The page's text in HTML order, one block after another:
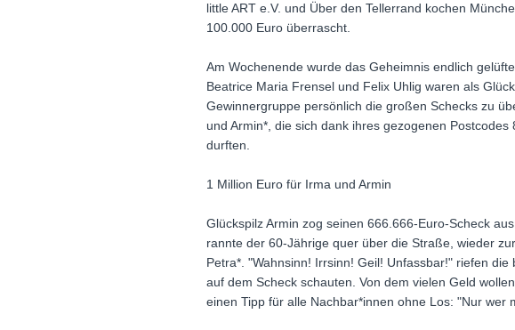
little ART e.V. und Über den Tellerrand kochen
100.000 Euro überrascht.
Am Wochenende wurde das Geheimnis endlich
Beatrice Maria Frensel und Felix Uhlig waren als
Gewinnergruppe persönlich die großen Schecks zu
und Armin*, die sich dank ihres gezogenen
durften.
1 Million Euro für Irma und Armin
Glückspilz Armin zog seinen 666.666-Euro-Scheck
rannte der 60-Jährige quer über die Straße, wieder
Petra*. "Wahnsinn! Irrsinn! Geil! Unfassbar!" riefen
auf dem Scheck schauten. Von dem vielen Geld
einen Tipp für alle Nachbar*innen ohne Los: "Nur wer